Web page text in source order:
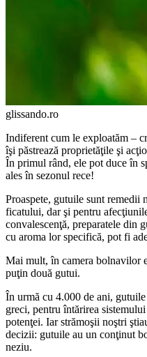
glissando.ro
Indiferent cum le exploatăm –
îşi păstrează proprietăţile şi
În primul rând, ele pot duce în
ales în sezonul rece!
Proaspete, gutuile sunt remedii
fica­tului, dar şi pentru
convales­cenţă, preparatele din
cu aroma lor specifică, pot fi
Mai mult, în camera bolnavilor
puţin două gutui.
În urmă cu 4.000 de ani,
greci, pentru întărirea
potenţei. Iar strămo­şii noştri
decizii: gutuile au un conţinut
neziu.